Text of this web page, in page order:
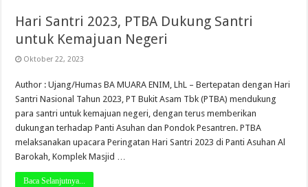
Hari Santri 2023, PTBA Dukung Santri
untuk Kemajuan Negeri
Oktober 22, 2023
Author : Ujang/Humas BA MUARA ENIM, LhL – Bertepatan dengan Hari
Santri Nasional Tahun 2023, PT Bukit Asam Tbk (PTBA) mendukung
para santri untuk kemajuan negeri, dengan terus memberikan
dukungan terhadap Panti Asuhan dan Pondok Pesantren. PTBA
melaksanakan upacara Peringatan Hari Santri 2023 di Panti Asuhan Al
Barokah, Komplek Masjid …
Baca Selanjutnya...